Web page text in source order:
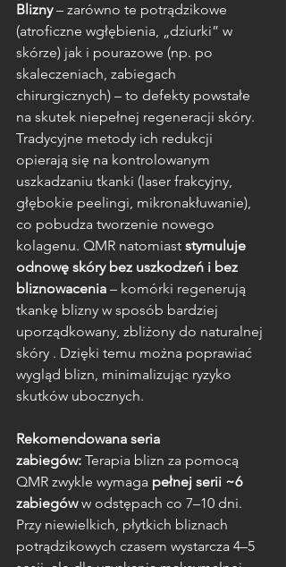
Blizny – zarówno te potrądzikowe
(atroficzne wgłębienia, „dziurki” w
skórze) jak i pourazowe (np. po
skaleczeniach, zabiegach
chirurgicznych) – to defekty powstałe
na skutek niepełnej regeneracji skóry.
Tradycyjne metody ich redukcji
opierają się na kontrolowanym
uszkadzaniu tkanki (laser frakcyjny,
głębokie peelingi, mikronakłuwanie),
co pobudza tworzenie nowego
kolagenu. QMR natomiast stymuluje
odnowę skóry bez uszkodzeń i bez
bliznowacenia – komórki regenerują
tkankę blizny w sposób bardziej
uporządkowany, zbliżony do naturalnej
skóry . Dzięki temu można poprawiać
wygląd blizn, minimalizując ryzyko
skutków ubocznych.
Rekomendowana seria
zabiegów: Terapia blizn za pomocą
QMR zwykle wymaga pełnej serii ~6
zabiegów w odstępach co 7–10 dni.
Przy niewielkich, płytkich bliznach
potrądzikowych czasem wystarcza 4–5